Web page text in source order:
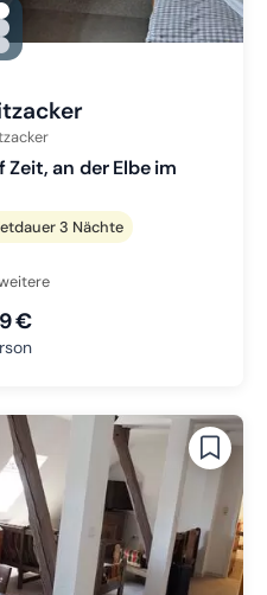
Zu Slide 1 wechseln
Zu Slide 2 wechseln
Zu Slide 3 wechseln
an der Elbe im
3 Nächte
€